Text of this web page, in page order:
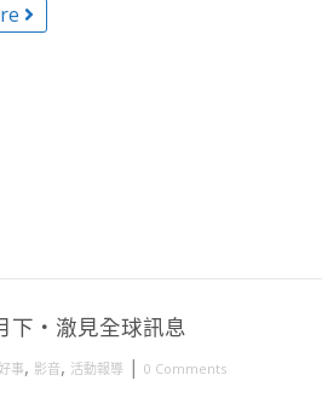
下・澈見全球訊息
事, 影音, 活動報導 | 0 Comments